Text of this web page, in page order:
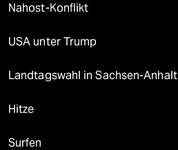
Nahost-Konflikt
USA unter Trump
Landtagswahl in Sachsen-Anhalt
Hitze
Surfen